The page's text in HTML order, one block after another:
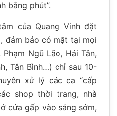
bằng phút”.
của Quang Vinh đặt
đảm bảo có mặt tại mọi
Ngũ Lão, Hải Tân,
Tân Bình…) chỉ sau 10-
xử lý các ca “cấp
shop thời trang, nhà
cửa gấp vào sáng sớm,